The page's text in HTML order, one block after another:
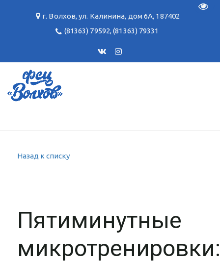
г. Волхов,ул. Калинина, дом 6А, 187402
(81363) 79592,(81363) 79331
Назад к списку
Пятиминутные
микротренировки: